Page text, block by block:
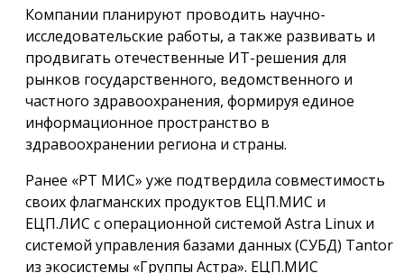
Компании планируют проводить научно-
исследовательские работы, а также развивать и
продвигать отечественные ИТ-решения для
рынков государственного, ведомственного и
частного здравоохранения, формируя единое
информационное пространство в
здравоохранении региона и страны.
Ранее «РТ МИС» уже подтвердила совместимость
своих флагманских продуктов ЕЦП.МИС и
ЕЦП.ЛИС с операционной системой Astra Linux и
системой управления базами данных (СУБД) Tantor
из экосистемы «Группы Астра». ЕЦП.МИС